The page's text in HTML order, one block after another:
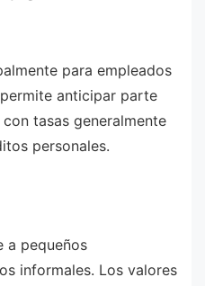
para empleados
anticipar parte
tasas generalmente
personales.
a pequeños
informales. Los valores